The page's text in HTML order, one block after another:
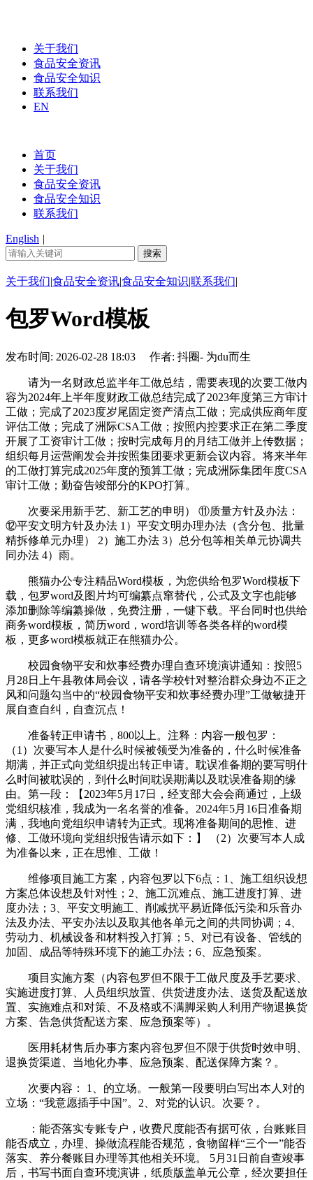
关于我们
食品安全资讯
食品安全知识
联系我们
EN
首页
关于我们
食品安全资讯
食品安全知识
联系我们
English |
关于我们|食品安全资讯|食品安全知识|联系我们|
包罗Word模板
发布时间: 2026-02-28 18:03 作者: 抖圈- 为du而生
请为一名财政总监半年工做总结，需要表现的次要工做内
容为2024年上半年度财政工做总结完成了2023年度第三方审计
工做；完成了2023度岁尾固定资产清点工做；完成供应商年度
评估工做；完成了洲际CSA工做；按照内控要求正在第二季度
开展了工资审计工做；按时完成每月的月结工做并上传数据；
组织每月运营阐发会并按照集团要求更新会议内容。将来半年
的工做打算完成2025年度的预算工做；完成洲际集团年度CSA
审计工做；勤奋告竣部分的KPO打算。
次要采用新手艺、新工艺的申明） ⑪质量方针及办法：
⑫平安文明方针及办法 1）平安文明办理办法（含分包、批量
精拆修单元办理） 2）施工办法 3）总分包等相关单元协调共
同办法 4）雨。
熊猫办公专注精品Word模板，为您供给包罗Word模板下
载，包罗word及图片均可编纂点窜替代，公式及文字也能够
添加删除等编纂操做，免费注册，一键下载。平台同时也供给
商务word模板，简历word，word培训等各类各样的word模
板，更多word模板就正在熊猫办公。
校园食物平安和炊事经费办理自查环境演讲通知：按照5
月28日上午县教体局会议，请各学校针对整治群众身边不正之
风和问题勾当中的“校园食物平安和炊事经费办理”工做敏捷开
展自查自纠，自查沉点！
准备转正申请书，800以上。注释：内容一般包罗：
（1）次要写本人是什么时候被领受为准备的，什么时候准备
期满，并正式向党组织提出转正申请。耽误准备期的要写明什
么时间被耽误的，到什么时间耽误期满以及耽误准备期的缘
由。第一段：【2023年5月17日，经支部大会会商通过，上级
党组织核准，我成为一名名誉的准备。2024年5月16日准备期
满，我地向党组织申请转为正式。现将准备期间的思惟、进
修、工做环境向党组织报告请示如下：】 （2）次要写本人成
为准备以来，正在思惟、工做！
维修项目施工方案，内容包罗以下6点：1、施工组织设想
方案总体设想及针对性；2、施工沉难点、施工进度打算、进
度办法；3、平安文明施工、削减扰平易近降低污染和乐音办
法及办法、平安办法以及取其他各单元之间的共同协调；4、
劳动力、机械设备和材料投入打算；5、对已有设备、管线的
加固、成品等特殊环境下的施工办法；6、应急预案。
项目实施方案（内容包罗但不限于工做尺度及手艺要求、
实施进度打算、人员组织放置、供货进度办法、送货及配送放
置、实施难点和对策、不及格或不满脚采购人利用产物退换货
方案、告急供货配送方案、应急预案等）。
医用耗材售后办事方案内容包罗但不限于供货时效申明、
退换货渠道、当地化办事、应急预案、配送保障方案？。
次要内容： 1、的立场。一般第一段要明白写出本人对的
立场：“我意愿插手中国”。2、对党的认识。次要？。
：能否落实专账专户，收费尺度能否有据可依，台账账目
能否成立，办理、操做流程能否规范，食物留样“三个一”能否
落实、养分餐账目办理等其他相关环境。 5月31日前自查竣事
后，书写书面自查环境演讲，纸质版盖单元公章，经次要担任